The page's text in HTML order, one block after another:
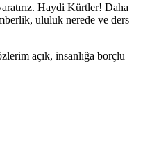
Haydi Kürtler! Daha
ululuk nerede ve ders
açık, insanlığa borçlu